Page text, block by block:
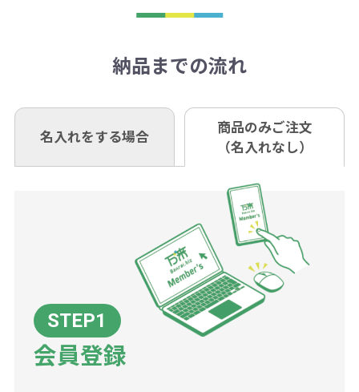
アラートに従って数を調整してくだ
います。あらかじめご了承くださ
※不良商品は商品到着後7営業日以
お問合せ先
0120-979-907
AM10:00～PM5:00（土・日・祝日を
相談下さい。
なお、印刷代はボリュームディスカ
同じ版で多くの数量を印刷すると、1
個当たりの印刷代単価がお安くなり
一方、数量が少なく一定数に満たな
い場合は、単価計算ではなく、印刷
代の基本料金を一式頂戴する場合が
ございます。
ボリュームディスカウントの計算は
商品や印刷方法によって異なります
ので、予めご了承ください。
■ゆうちょ銀行（振替口座）
口座名 株式会社モノベーション
※振り込み手数料はお客さま負担と
なりますのでご注意ください。
ご入金確認後約3週間となります。
定しているものもあります。
あれば、午前中までにご注文とご入
金いただければ翌日着でお送りする
お急ぎの場合、ご相談ください。最
大限努力いたします。
き別途申し受けます。
も複数ヶ所への納品の場合、別途送
料頂戴する場合がございます。
詳細はこちらご確認ください。
納品までの流れ
名入れをする場合
商品のみご注文
（名入れなし）
会員登録